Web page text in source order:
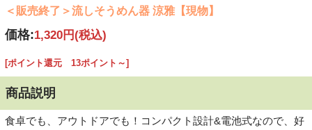
＜販売終了＞流しそうめん器 涼雅【現物】
価格:1,320円(税込)
[ポイント還元 13ポイント～]
商品説明
食卓でも、アウトドアでも！コンパクト設計&電池式なので、好